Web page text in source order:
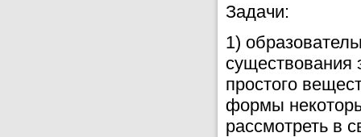
Задачи:
1)
существования
простого
формы
рассмотреть в